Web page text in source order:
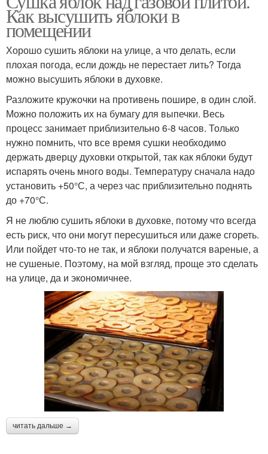
Как высушить яблоки в
помещении
Хорошо сушить яблоки на улице, а что делать, если
плохая погода, если дождь не перестает лить? Тогда
можно высушить яблоки в духовке.
Разложите кружочки на противень пошире, в один слой.
Можно положить их на бумагу для выпечки. Весь
процесс занимает приблизительно 6-8 часов. Только
нужно помнить, что все время сушки необходимо
держать дверцу духовки открытой, так как яблоки будут
испарять очень много воды. Температуру сначала надо
установить +50°С, а через час приблизительно поднять
до +70°С.
Я не люблю сушить яблоки в духовке, потому что всегда
есть риск, что они могут пересушиться или даже сгореть.
Или пойдет что-то не так, и яблоки получатся вареные, а
не сушеные. Поэтому, на мой взгляд, проще это сделать
на улице, да и экономичнее.
читать дальше →